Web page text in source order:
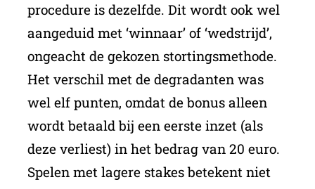
procedure is dezelfde. Dit wordt ook wel
aangeduid met ‘winnaar’ of ‘wedstrijd’,
ongeacht de gekozen stortingsmethode.
Het verschil met de degradanten was
wel elf punten, omdat de bonus alleen
wordt betaald bij een eerste inzet (als
deze verliest) in het bedrag van 20 euro.
Spelen met lagere stakes betekent niet